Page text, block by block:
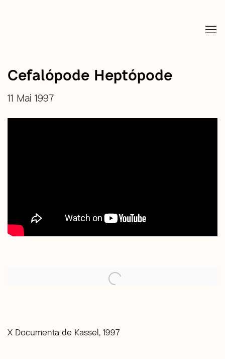
Cefalópode Heptópode
11 Mai 1997
open a larger version of the following image in a popup:
X Documenta de Kassel, 1997